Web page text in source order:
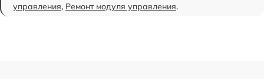
управления, Ремонт модуля управления.